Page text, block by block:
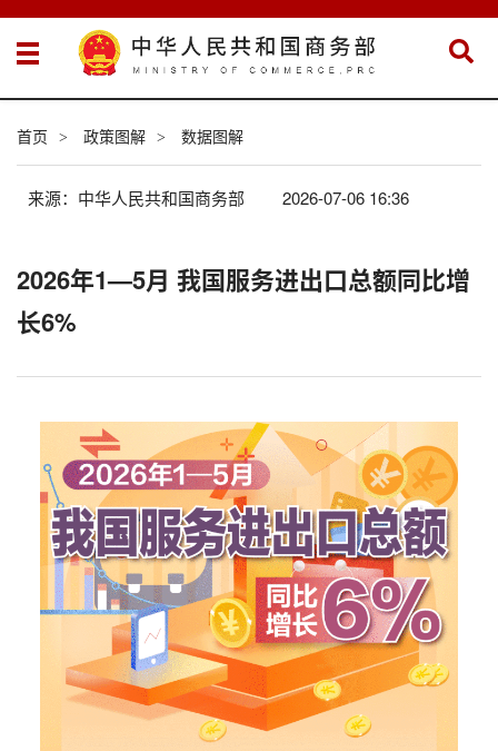
首页 > 政策图解 > 数据图解
来源：中华人民共和国商务部 2026-07-06 16:36
2026年1—5月 我国服务进出口总额同比增
长6%